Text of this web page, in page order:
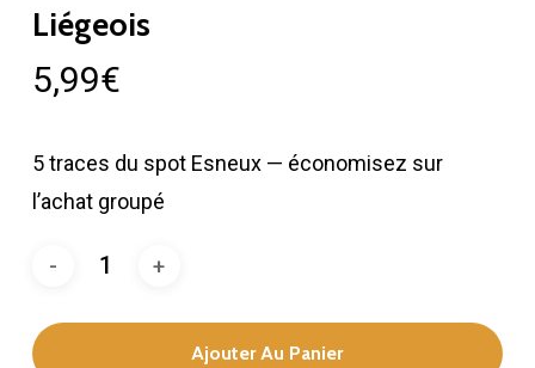
Liégeois
5,99€
5 traces du spot Esneux — économisez sur
l’achat groupé
Ajouter Au Panier